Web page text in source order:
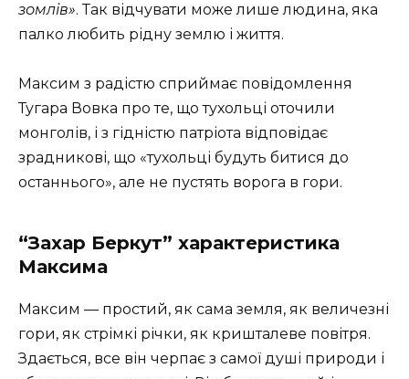
зомлів». Так відчувати може лише людина, яка
палко любить рідну землю і життя.
Максим з радістю сприймає повідомлення
Тугара Вовка про те, що тухольці оточили
монголів, і з гідністю патріота відповідає
зрадникові, що «тухольці будуть битися до
останнього», але не пустять ворога в гори.
“Захар Беркут” характеристика
Максима
Максим — простий, як сама земля, як величезні
гори, як стрімкі річки, як кришталеве повітря.
Здається, все він черпає з самої душі природи і